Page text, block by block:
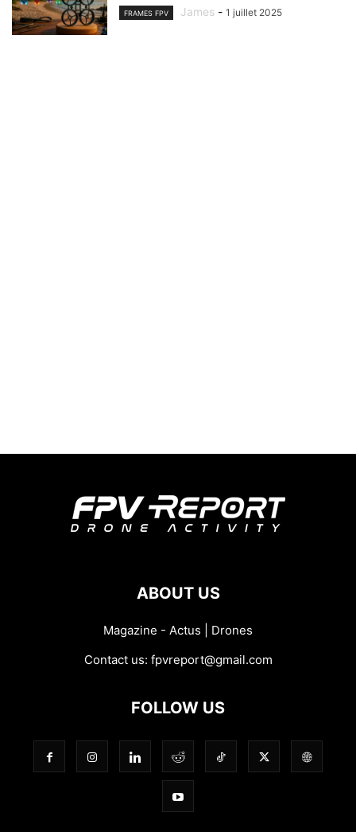
FRAMES FPV James - 1 juillet 2025
ABOUT US
Magazine - Actus | Drones
Contact us: fpvreport@gmail.com
FOLLOW US